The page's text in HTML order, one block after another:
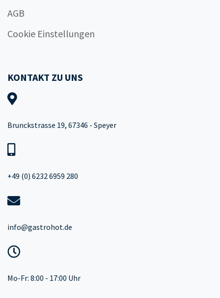
AGB
Cookie Einstellungen
KONTAKT ZU UNS
Brunckstrasse 19, 67346 - Speyer
+49 (0) 6232 6959 280
info@gastrohot.de
Mo-Fr: 8:00 - 17:00 Uhr